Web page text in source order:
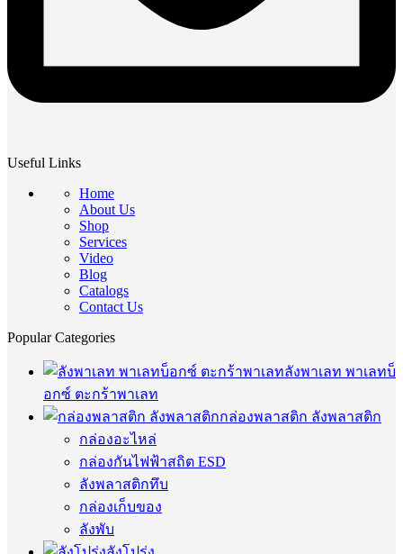
Useful Links
Home
About Us
Shop
Services
Video
Blog
Catalogs
Contact Us
Popular Categories
ลังพาเลท พาเลทบ็
อกซ์ ตะกร้าพาเลท
กล่องพลาสติก ลังพลาสติก
กล่องอะไหล่
กล่องกันไฟฟ้าสถิต ESD
ลังพลาสติกทึบ
กล่องเก็บของ
ลังพับ